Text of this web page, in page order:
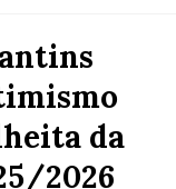
da
2026